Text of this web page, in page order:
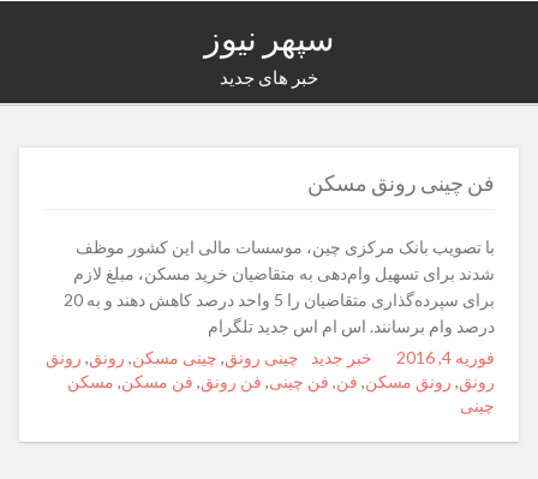
سپهر نیوز
خبر های جدید
فن چینی رونق مسکن
با تصویب بانک مرکزی چین، موسسات مالی این کشور موظف
شدند برای تسهیل وام‌دهی به متقاضیان خرید مسکن، مبلغ لازم
برای سپرده‌گذاری متقاضیان را 5 واحد درصد کاهش دهند و به 20
درصد وام برسانند. اس ام اس جدید تلگرام
Posted
on
فوریه 4, 2016 Author
Categories
خبر جدید Tags
چینی رونق, چینی مسکن, رونق, رونق
رونق, رونق مسکن, فن, فن چینی, فن رونق, فن مسکن, مسکن
چینی